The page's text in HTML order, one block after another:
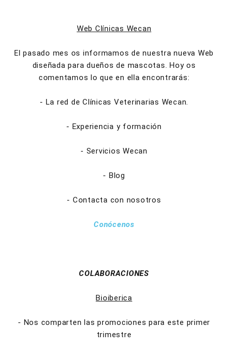
Web Clínicas Wecan
El pasado mes os informamos de nuestra nueva Web
diseñada para dueños de mascotas. Hoy os
comentamos lo que en ella encontrarás:
- La red de Clínicas Veterinarias Wecan.
- Experiencia y formación
- Servicios Wecan
- Blog
- Contacta con nosotros
Conócenos
COLABORACIONES
Bioiberica
- Nos comparten las promociones para este primer
trimestre